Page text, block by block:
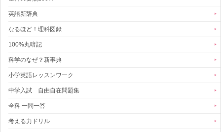
英語新辞典
なるほど！理科図録
100%丸暗記
科学のなぜ？新事典
小学英語レッスンワーク
中学入試 自由自在問題集
全科 一問一答
考える力ドリル